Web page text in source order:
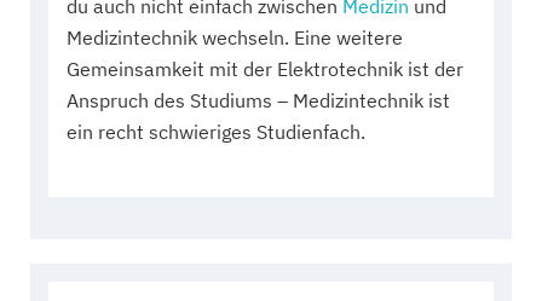
du auch nicht einfach zwischen Medizin und
Medizintechnik wechseln. Eine weitere
Gemeinsamkeit mit der Elektrotechnik ist der
Anspruch des Studiums – Medizintechnik ist
ein recht schwieriges Studienfach.